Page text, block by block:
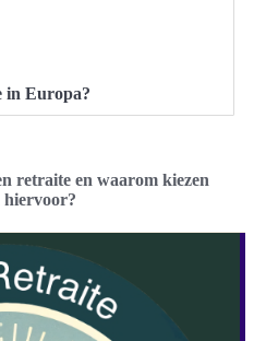
in Europa?
retraite en waarom kiezen
hiervoor?